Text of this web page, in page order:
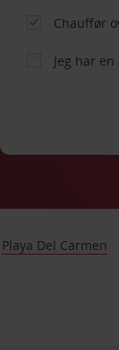
Chauffør
Jeg har
Playa Del Carmen